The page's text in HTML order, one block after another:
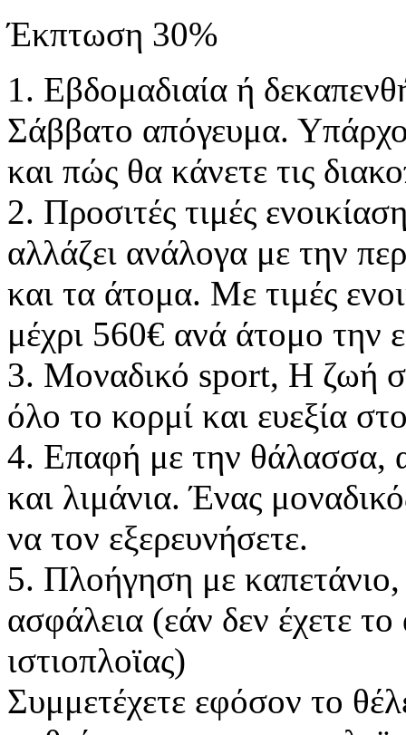
Έκπτωση 30%
1. Εβδομαδιαία ή
Σάββατο απόγευμα.
και πώς θα κάνετε τις
2. Προσιτές τιμές
αλλάζει ανάλογα με την
και τα άτομα. Με τιμές
μέχρι 560€ ανά άτομο την
3. Μοναδικό sport, H ζωή
όλο το κορμί και ευεξία
4. Επαφή με την θάλασσα,
και λιμάνια. Ένας
να τον εξερευνήσετε.
5. Πλοήγηση με καπετάνιο,
ασφάλεια (εάν δεν έχετε
ιστιοπλοϊας)
Συμμετέχετε εφόσον το